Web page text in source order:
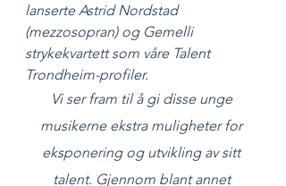
lanserte Astrid Nordstad
(mezzosopran) og Gemelli
strykekvartett som våre Talent
Trondheim-profiler.
Vi ser fram til å gi disse unge
musikerne ekstra muligheter for
eksponering og utvikling av sitt
talent. Gjennom blant annet